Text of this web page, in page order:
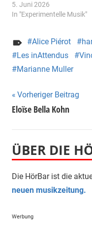
5. Juni 2026
In "Experimentelle Musik"
Alice Piérot
Les inAttendus
Marianne Muller
Vorheriger Beitrag
Eloïse Bella Kohn
ÜBER DIE
Die HörBar ist die
neuen musikzeitung.
Werbung